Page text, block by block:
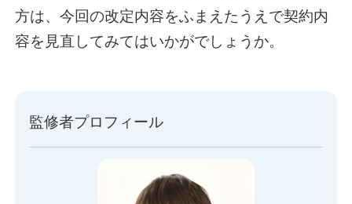
方は、今回の改定内容をふまえたうえで契約内
容を見直してみてはいかがでしょうか。
監修者プロフィール